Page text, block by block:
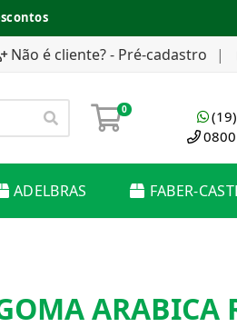
Não é cliente? - Pré-cadastro |
0
ADELBRAS FABER-
ARABICA